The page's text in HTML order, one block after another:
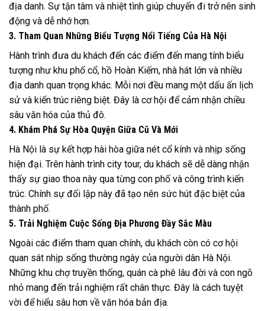
địa danh. Sự tận tâm và nhiệt tình giúp chuyến đi trở nên sinh
động và dễ nhớ hơn.
3. Tham Quan Những Biểu Tượng Nổi Tiếng Của Hà Nội
Hành trình đưa du khách đến các điểm đến mang tính biểu
tượng như khu phố cổ, hồ Hoàn Kiếm, nhà hát lớn và nhiều
địa danh quan trọng khác. Mỗi nơi đều mang một dấu ấn lịch
sử và kiến trúc riêng biệt. Đây là cơ hội để cảm nhận chiều
sâu văn hóa của thủ đô.
4. Khám Phá Sự Hòa Quyện Giữa Cũ Và Mới
Hà Nội là sự kết hợp hài hòa giữa nét cổ kính và nhịp sống
hiện đại. Trên hành trình city tour, du khách sẽ dễ dàng nhận
thấy sự giao thoa này qua từng con phố và công trình kiến
trúc. Chính sự đối lập này đã tạo nên sức hút đặc biệt của
thành phố.
5. Trải Nghiệm Cuộc Sống Địa Phương Đầy Sắc Màu
Ngoài các điểm tham quan chính, du khách còn có cơ hội
quan sát nhịp sống thường ngày của người dân Hà Nội.
Những khu chợ truyền thống, quán cà phê lâu đời và con ngõ
nhỏ mang đến trải nghiệm rất chân thực. Đây là cách tuyệt
vời để hiểu sâu hơn về văn hóa bản địa.